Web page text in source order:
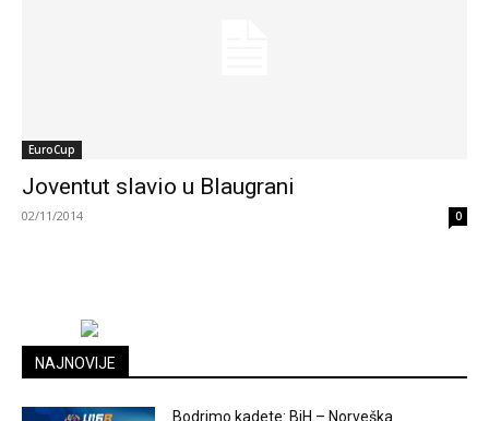
EuroCup
Joventut slavio u Blaugrani
02/11/2014 0
NAJNOVIJE
Bodrimo kadete: BiH – Norveška